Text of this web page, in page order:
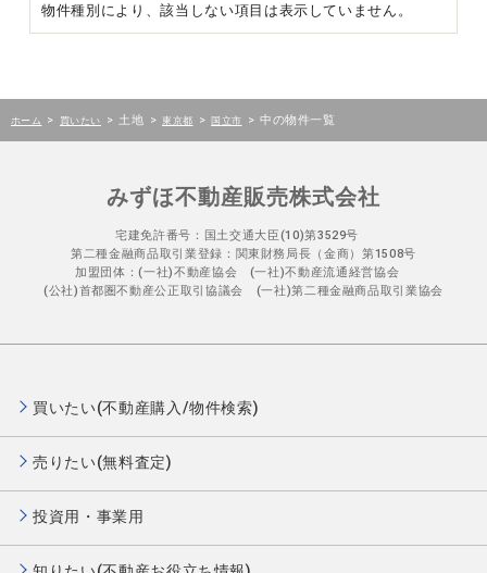
物件種別により、該当しない項目は表示していません。
ホーム > 買いたい > 土地 > 東京都 > 国立市 > 中の物件一覧
みずほ不動産販売株式会社
宅建免許番号：国土交通大臣(10)第3529号
第二種金融商品取引業登録：関東財務局長（金商）第1508号
加盟団体：(一社)不動産協会 (一社)不動産流通経営協会
(公社)首都圏不動産公正取引協議会 (一社)第二種金融商品取引業協会
買いたい(不動産購入/物件検索)
売りたい(無料査定)
投資用・事業用